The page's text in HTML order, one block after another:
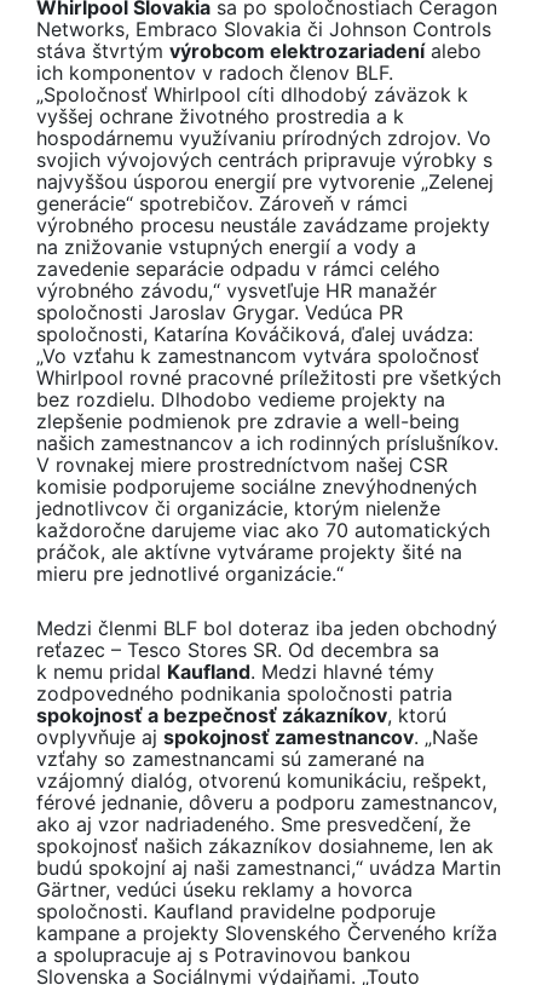
Whirlpool Slovakia sa po spoločnostiach Ceragon
Networks, Embraco Slovakia či Johnson Controls
stáva štvrtým výrobcom elektrozariadeníalebo
ich komponentov v radoch členov BLF.
„Spoločnosť Whirlpool cíti dlhodobý záväzok k
vyššej ochrane životného prostredia a k
hospodárnemu využívaniu prírodných zdrojov. Vo
svojich vývojových centrách pripravuje výrobky s
najvyššou úsporou energií pre vytvorenie „Zelenej
generácie“ spotrebičov. Zároveň v rámci
výrobného procesu neustále zavádzame projekty
na znižovanie vstupných energií a vody a
zavedenie separácie odpadu v rámci celého
výrobného závodu,“ vysvetľuje HR manažér
spoločnosti Jaroslav Grygar. Vedúca PR
spoločnosti, Katarína Kováčiková, ďalej uvádza:
„Vo vzťahu k zamestnancom vytvára spoločnosť
Whirlpool rovné pracovné príležitosti pre všetkých
bez rozdielu. Dlhodobo vedieme projekty na
zlepšenie podmienok pre zdravie a well-being
našich zamestnancov a ich rodinných príslušníkov.
V rovnakej miere prostredníctvom našej CSR
komisie podporujeme sociálne znevýhodnených
jednotlivcov či organizácie, ktorým nielenže
každoročne darujeme viac ako 70 automatických
práčok, ale aktívne vytvárame projekty šité na
mieru pre jednotlivé organizácie.“
Medzi členmi BLF bol doteraz iba jeden obchodný
reťazec – Tesco Stores SR. Od decembra sa
k nemu pridal Kaufland. Medzi hlavné témy
zodpovedného podnikania spoločnosti patria
spokojnosť a bezpečnosť zákazníkov, ktorú
ovplyvňuje aj spokojnosť zamestnancov. „Naše
vzťahy so zamestnancami sú zamerané na
vzájomný dialóg, otvorenú komunikáciu, rešpekt,
férové jednanie, dôveru a podporu zamestnancov,
ako aj vzor nadriadeného. Sme presvedčení, že
spokojnosť našich zákazníkov dosiahneme, len ak
budú spokojní aj naši zamestnanci,“ uvádza Martin
Gärtner, vedúci úseku reklamy a hovorca
spoločnosti. Kaufland pravidelne podporuje
kampane a projekty Slovenského Červeného kríža
a spolupracuje aj s Potravinovou bankou
Slovenska a Sociálnymi výdajňami. „Touto